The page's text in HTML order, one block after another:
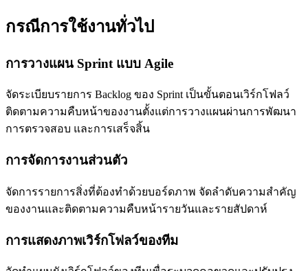
กรณีการใช้งานทั่วไป
การวางแผน Sprint แบบ Agile
จัดระเบียบรายการ Backlog ของ Sprint เป็นขั้นตอนเวิร์กโฟลว์
ติดตามความคืบหน้าของงานตั้งแต่การวางแผนผ่านการพัฒนา
การตรวจสอบ และการเสร็จสิ้น
การจัดการงานส่วนตัว
จัดการรายการสิ่งที่ต้องทำด้วยบอร์ดภาพ จัดลำดับความสำคัญ
ของงานและติดตามความคืบหน้ารายวันและรายสัปดาห์
การแสดงภาพเวิร์กโฟลว์ของทีม